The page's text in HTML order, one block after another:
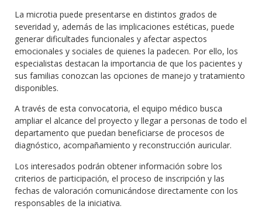
La microtia puede presentarse en distintos grados de
severidad y, además de las implicaciones estéticas, puede
generar dificultades funcionales y afectar aspectos
emocionales y sociales de quienes la padecen. Por ello, los
especialistas destacan la importancia de que los pacientes y
sus familias conozcan las opciones de manejo y tratamiento
disponibles.
A través de esta convocatoria, el equipo médico busca
ampliar el alcance del proyecto y llegar a personas de todo el
departamento que puedan beneficiarse de procesos de
diagnóstico, acompañamiento y reconstrucción auricular.
Los interesados podrán obtener información sobre los
criterios de participación, el proceso de inscripción y las
fechas de valoración comunicándose directamente con los
responsables de la iniciativa.